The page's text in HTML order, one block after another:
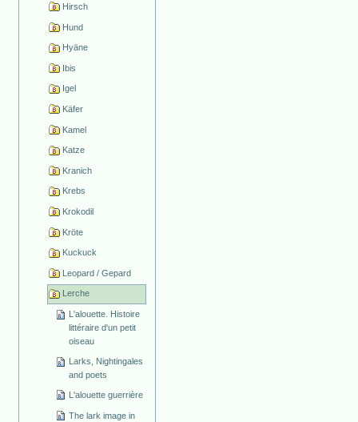
Hirsch
Hund
Hyäne
Ibis
Igel
Käfer
Kamel
Katze
Kranich
Krebs
Krokodil
Kröte
Kuckuck
Leopard / Gepard
Lerche
L'alouette. Histoire
littéraire d'un petit
oiseau
Larks, Nightingales
and poets
L'alouette guerrière
The lark image in